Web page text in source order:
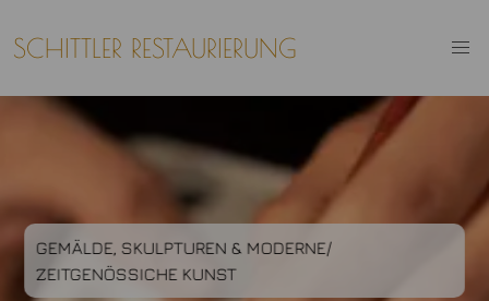
SCHITTLER RESTAURIERUNG
GEMÄLDE, SKULPTUREN & MODERNE/
ZEITGENÖSSICHE KUNST